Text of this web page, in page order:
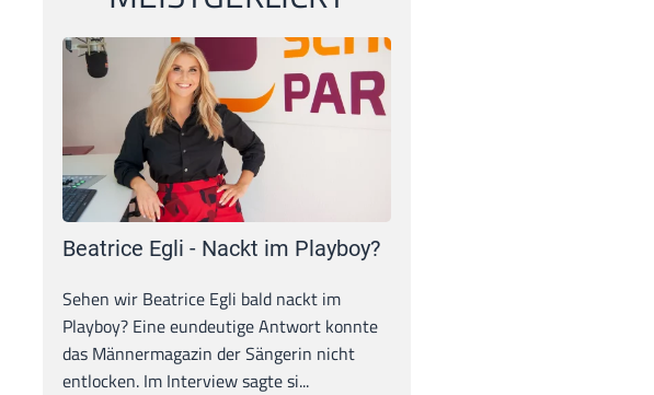
Beatrice Egli - Nackt im Playboy?
Sehen wir Beatrice Egli bald nackt im
Playboy? Eine eundeutige Antwort konnte
das Männermagazin der Sängerin nicht
entlocken. Im Interview sagte si...